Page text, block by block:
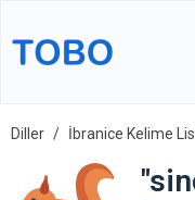
Diller İbranice Kelime